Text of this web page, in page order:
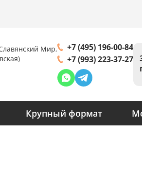
Мир,
+7 (495) 196-00-84
+7 (993) 223-37-27
Крупный формат